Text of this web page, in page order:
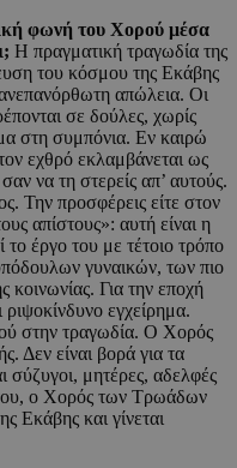
φωνή του Χορού μέσα
Η πραγματική τραγωδία της
του κόσμου της Εκάβης
απώλεια. Οι
σε δούλες, χωρίς
στη συμπόνια. Εν καιρώ
εχθρό εκλαμβάνεται ως
να τη στερείς απ’ αυτούς.
Την προσφέρεις είτε στον
απίστους»: αυτή είναι η
έργο του με τέτοιο τρόπο
γυναικών, των πιο
Για την εποχή
εγχείρημα.
στην τραγωδία. Ο Χορός
Δεν είναι βορά για τα
σύζυγοι, μητέρες, αδελφές
ο Χορός των Τρωάδων
Εκάβης και γίνεται